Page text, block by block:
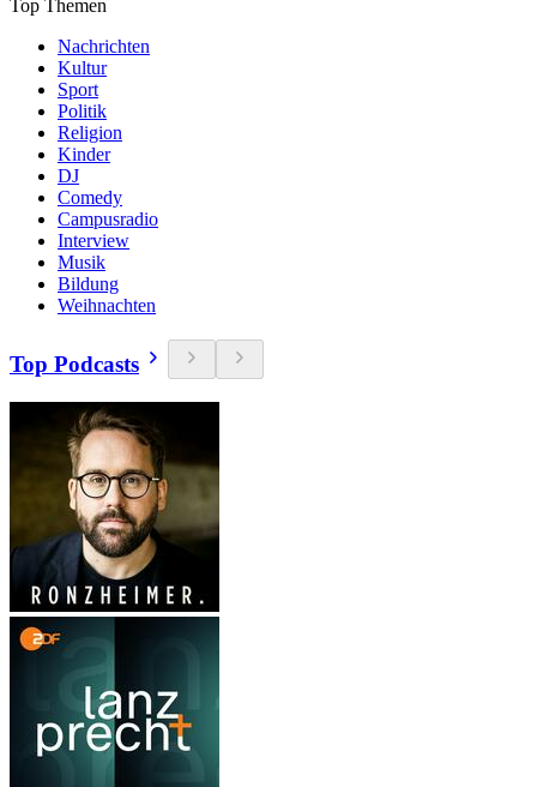
Top Themen
Nachrichten
Kultur
Sport
Politik
Religion
Kinder
DJ
Comedy
Campusradio
Interview
Musik
Bildung
Weihnachten
Top Podcasts